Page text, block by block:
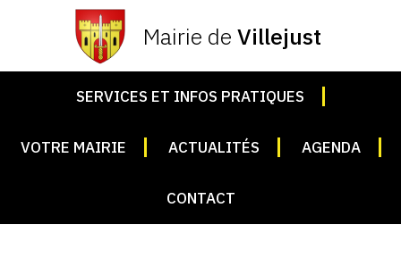
Mairie de Villejust
SERVICES ET INFOS PRATIQUES
VOTRE MAIRIE ACTUALITÉS AGENDA
CONTACT